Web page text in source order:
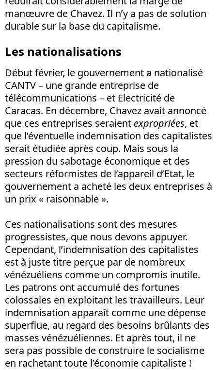
manœuvre de Chavez. Il n’y a pas de solution
durable sur la base du capitalisme.
Les nationalisations
Début février, le gouvernement a nationalisé
CANTV – une grande entreprise de
télécommunications – et Electricité de
Caracas. En décembre, Chavez avait annoncé
que ces entreprises seraient expropriées, et
que l’éventuelle indemnisation des capitalistes
serait étudiée après coup. Mais sous la
pression du sabotage économique et des
secteurs réformistes de l’appareil d’Etat, le
gouvernement a acheté les deux entreprises à
un prix « raisonnable ».
Ces nationalisations sont des mesures
progressistes, que nous devons appuyer.
Cependant, l’indemnisation des capitalistes
est à juste titre perçue par de nombreux
vénézuéliens comme un compromis inutile.
Les patrons ont accumulé des fortunes
colossales en exploitant les travailleurs. Leur
indemnisation apparaît comme une dépense
superflue, au regard des besoins brûlants des
masses vénézuéliennes. Et après tout, il ne
sera pas possible de construire le socialisme
en rachetant toute l’économie capitaliste !